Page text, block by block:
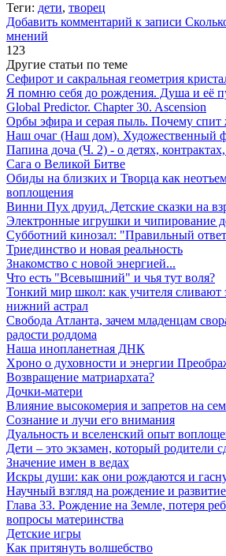
Теги: дети, творец
Добавить комментарий к записи
мнений
123
Другие статьи по теме
Сефирот и сакральная геометрия
Я помню себя до рождения. Душа и её
Global Predictor. Chapter 30. Ascension
Орбы эфира и серая пыль. Почему спит
Наш очаг (Наш дом). Художественный
Папина доча (Ч. 2) - о детях,
Сага о Великой Битве
Обиды на близких и Творца как
воплощения
Винни Пух друид. Детские сказки на
Электронные игрушки и чипирование
Субботний кинозал: "Правильный
Триединство и новая реальность
Знакомство с новой энергией...
Что есть "Всевышний" и чья тут воля?
Тонкий мир школ: как учителя сливают
нижний астрал
Свобода Атланта, зачем младенцам
радости роддома
Наша инопланетная ДНК
Хроно о духовности и энергии
Возвращение матриархата?
Дочки-матери
Влияние высокомерия и запретов на
Сознание и лучи его внимания
Дуальность и вселенский опыт
Дети – это экзамен, который родители
Значение имен в ведах
Искры души: как они рождаются и
Научный взгляд на рождение и
Глава 33. Рождение на Земле, потеря
вопросы материнства
Детские игры
Как притянуть волшебство